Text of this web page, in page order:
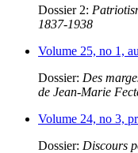
Dossier 2:
1837-1938
Volume 25, no 1,
Dossier: Des
de Jean-Marie
Volume 24, no 3,
Dossier: Discours